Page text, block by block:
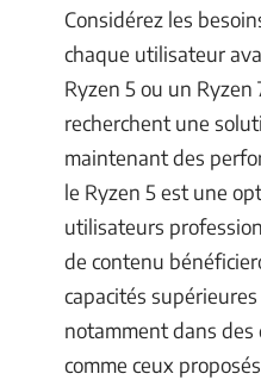
Considérez les
chaque utilisateur
Ryzen 5 ou un Ryzen
recherchent une
maintenant des
le Ryzen 5 est une
utilisateurs
de contenu
capacités
notamment dans
comme ceux